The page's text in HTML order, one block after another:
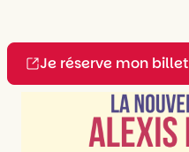
Je réserve mon billet